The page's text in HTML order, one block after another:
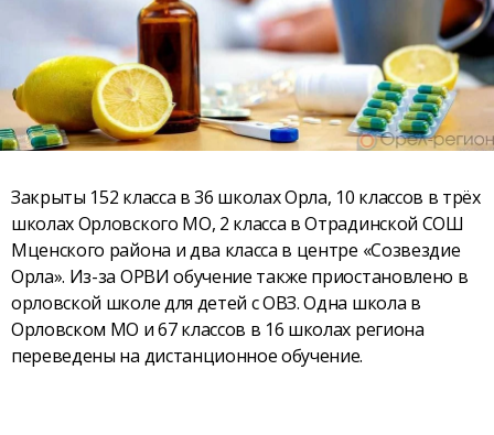
Закрыты 152 класса в 36 школах Орла, 10 классов в трёх
школах Орловского МО, 2 класса в Отрадинской СОШ
Мценского района и два класса в центре «Созвездие
Орла». Из-за ОРВИ обучение также приостановлено в
орловской школе для детей с ОВЗ. Одна школа в
Орловском МО и 67 классов в 16 школах региона
переведены на дистанционное обучение.